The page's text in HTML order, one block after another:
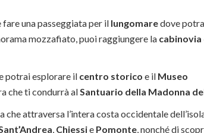
una passeggiata per il lungomaredove
mozzafiato, puoi raggiungere la cabinovia
potrai esplorare il centro storico e il Museo
che ti condurrà alSantuario della Madonna
attraversa l’intera costa occidentale
, Chiessie Pomonte, nonché di